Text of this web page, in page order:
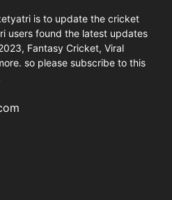
is to update the cricket
users found the latest updates
Fantasy Cricket, Viral
so please subscribe to this